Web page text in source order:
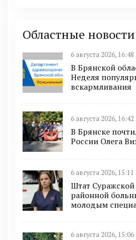
Областные новости
6 августа 2026, 16:48
В Брянской
Неделя
вскармливания
6 августа 2026, 16:42
В Брянске
России Олега
6 августа 2026, 15:11
Штат
районной
молодым
6 августа 2026, 15:06